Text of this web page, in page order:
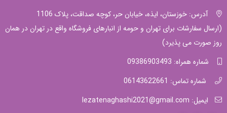
آدرس: خوزستان، ایذه، خیابان حر، کوچه صداقت، پلاک 1106
(ارسال سفارشات برای تهران و حومه از انبارهای فروشگاه واقع در تهران در همان
روز صورت می پذیرد)
شماره همراه: 09386903493
شماره تماس: 06143622661
ایمیل: lezatenaghashi2021@gmail.com